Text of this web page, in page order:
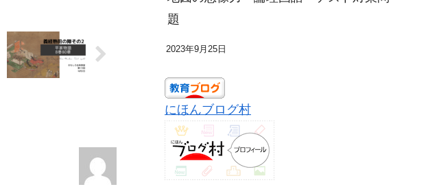
題
2023年9月25日
にほんブログ村